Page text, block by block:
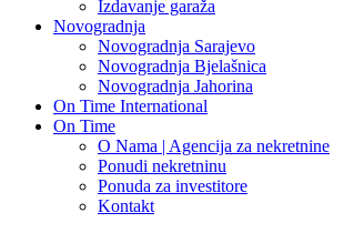
Izdavanje garaža
Novogradnja
Novogradnja Sarajevo
Novogradnja Bjelašnica
Novogradnja Jahorina
On Time International
On Time
O Nama | Agencija za nekretnine
Ponudi nekretninu
Ponuda za investitore
Kontakt